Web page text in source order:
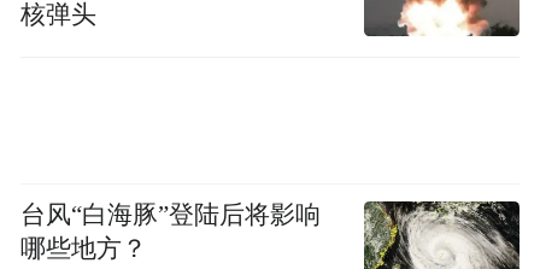
核弹头
台风“白海豚”登陆后将影响
哪些地方？